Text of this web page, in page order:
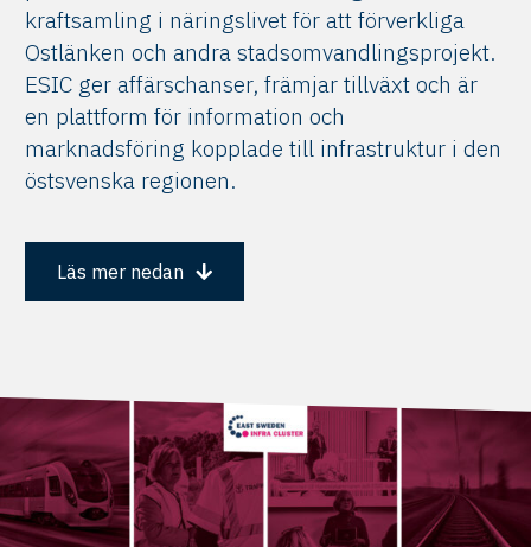
kraftsamling i näringslivet för att förverkliga
Ostlänken och andra stadsomvandlingsprojekt.
ESIC ger affärschanser, främjar tillväxt och är
en plattform för information och
marknadsföring kopplade till infrastruktur i den
östsvenska regionen.
Läs mer nedan